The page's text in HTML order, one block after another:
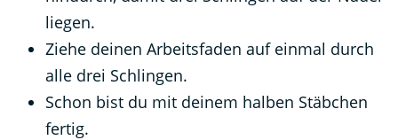
liegen.
Ziehe deinen Arbeitsfaden auf einmal durch
alle drei Schlingen.
Schon bist du mit deinem halben Stäbchen
fertig.